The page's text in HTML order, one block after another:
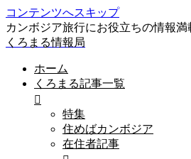
コンテンツへスキップ
カンボジア旅行にお役立ちの情報満
くろまる情報局
ホーム
くろまる記事一覧
特集
住めばカンボジア
在住者記事